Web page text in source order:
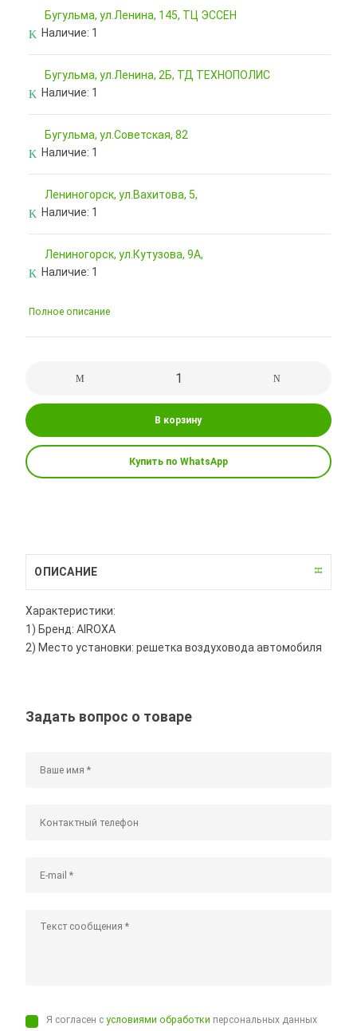
Бугульма, ул.Ленина, 145, ТЦ ЭССЕН
Наличие: 1
Бугульма, ул.Ленина, 2Б, ТД ТЕХНОПОЛИС
Наличие: 1
Бугульма, ул.Советская, 82
Наличие: 1
Лениногорск, ул.Вахитова, 5,
Наличие: 1
Лениногорск, ул.Кутузова, 9А,
Наличие: 1
Полное описание
В корзину
Купить по WhatsApp
ОПИСАНИЕ
Характеристики:
1) Бренд: AIROXA
2) Место установки: решетка воздуховода автомобиля
Задать вопрос о товаре
Я согласен сусловиями обработки персональных данных